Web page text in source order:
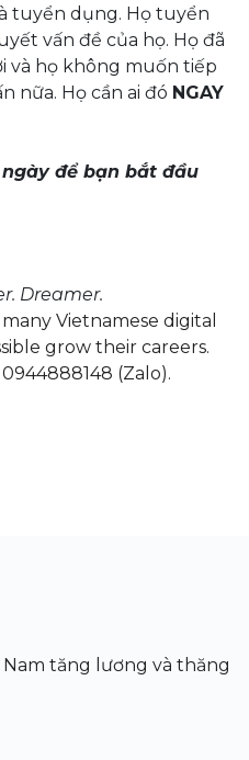
tuyển dụng. Họ tuyển
vấn đề của họ. Họ đã
và họ không muốn tiếp
nữa. Họ cần ai đó NGAY
để bạn bắt đầu
Dreamer.
Vietnamese digital
grow their careers.
(Zalo).
tăng lương và thăng